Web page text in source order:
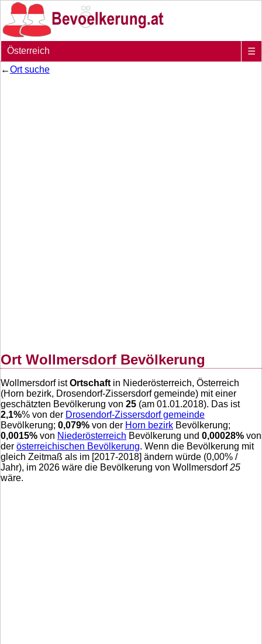
Österreich
☰
←Ort suche
Ort Wollmersdorf Bevölkerung
Wollmersdorf istOrtschaft in Niederösterreich, Österreich
(Horn bezirk, Drosendorf-Zissersdorf gemeinde) mit einer
geschätzten Bevölkerung von 25 (am 01.01.2018). Das ist
2,1%% von der Drosendorf-Zissersdorf gemeinde
Bevölkerung; 0,079% von der Horn bezirk Bevölkerung;
0,0015% von Niederösterreich Bevölkerung und 0,00028% von
der österreichischen Bevölkerung. Wenn die Bevölkerung mit
gleich Zeitmaß als im [2017-2018] ändern würde (0,00% /
Jahr), im 2026 wäre die Bevölkerung von Wollmersdorf25
wäre.